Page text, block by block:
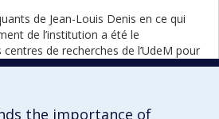
de Jean-Louis Denis en ce qui
de l’institution a été le
de recherches de l’UdeM pour
en santé publique de l’UdeM
the importance of